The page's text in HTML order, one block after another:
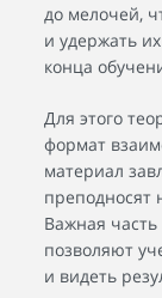
до мелочей,
и удержать
конца
Для этого
формат
материал
преподносят
Важная
позволяют
и видеть